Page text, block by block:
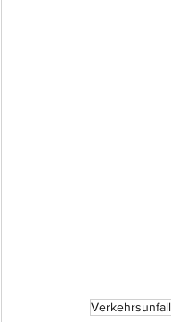
Verkehrsunfall